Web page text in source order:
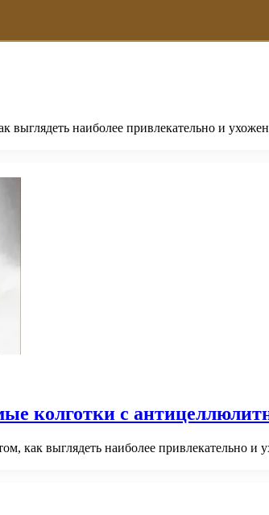
наиболее привлекательно и
колготки с
как выглядеть наиболее привлекательно